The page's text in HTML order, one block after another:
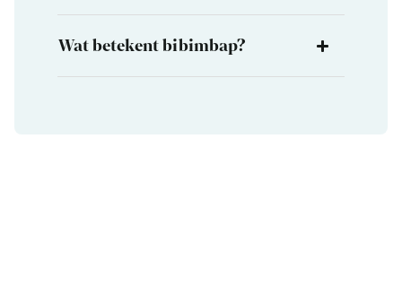
Wat betekent bibimbap?